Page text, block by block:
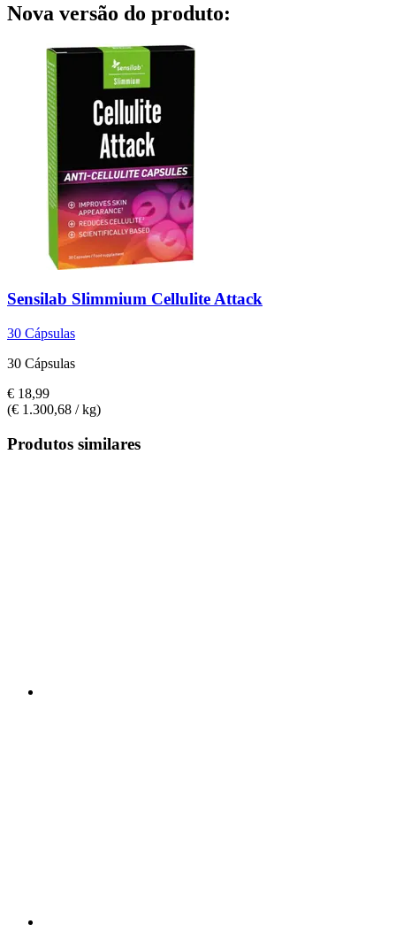
Nova versão do produto:
Sensilab Slimmium Cellulite Attack
30 Cápsulas
30 Cápsulas
€ 18,99
(€ 1.300,68 / kg)
Produtos similares